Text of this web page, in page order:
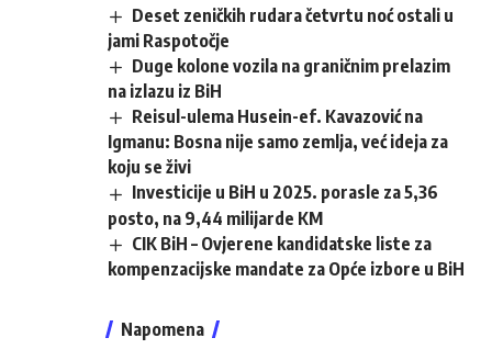
Deset zeničkih rudara četvrtu noć ostali u
jami Raspotočje
Duge kolone vozila na graničnim prelazim
na izlazu iz BiH
Reisul-ulema Husein-ef. Kavazović na
Igmanu: Bosna nije samo zemlja, već ideja za
koju se živi
Investicije u BiH u 2025. porasle za 5,36
posto, na 9,44 milijarde KM
CIK BiH – Ovjerene kandidatske liste za
kompenzacijske mandate za Opće izbore u BiH
Napomena